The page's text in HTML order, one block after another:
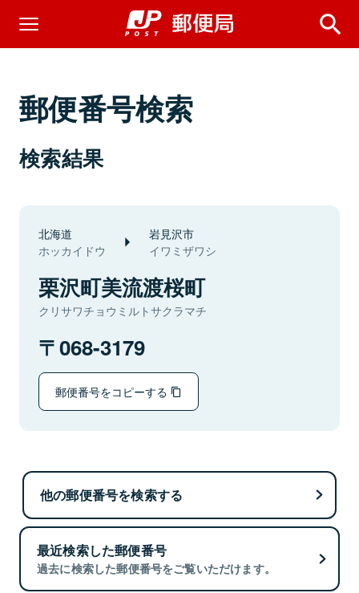
郵便番号検索
検索結果
北海道
ホッカイドウ
岩見沢市
イワミザワシ
栗沢町美流渡桜町
クリサワチョウミルトサクラマチ
068-3179
郵便番号をコピーする
他の郵便番号を検索する
最近検索した郵便番号
過去に検索した郵便番号をご覧いただけます。